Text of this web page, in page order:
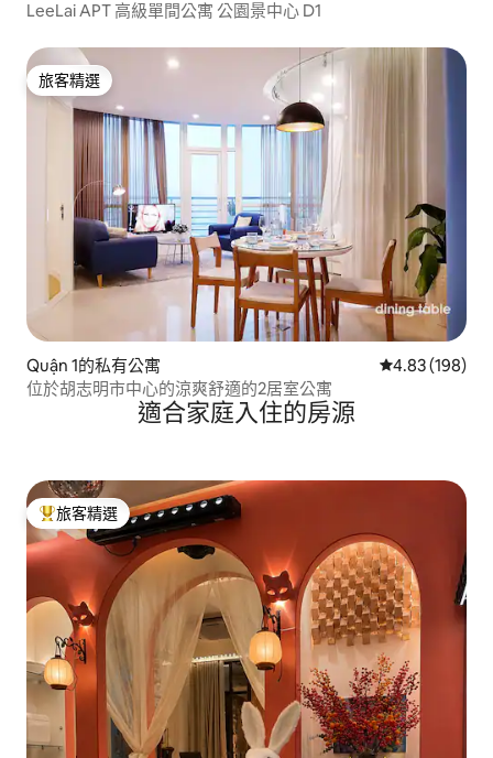
LeeLai APT 高級單間公寓 公園景中心 D1
旅客精選
旅客精選
Quận 1的私有公寓 從 198 則評價
4.83 (198)
位於胡志明市中心的涼爽舒適的2居室公寓
適合家庭入住的房源
旅客精選榜首
旅客精選